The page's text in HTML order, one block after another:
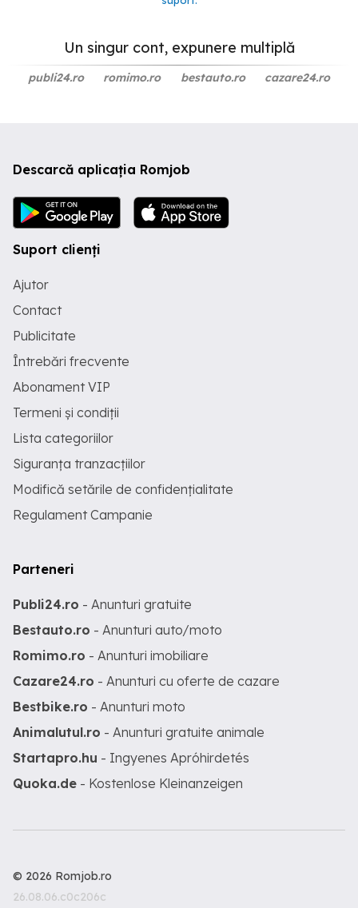
Un singur cont, expunere multiplă
publi24.ro romimo.ro bestauto.ro cazare24.ro
Descarcă aplicația Romjob
Suport clienți
Ajutor
Contact
Publicitate
Întrebări frecvente
Abonament VIP
Termeni și condiții
Lista categoriilor
Siguranța tranzacțiilor
Modifică setările de confidențialitate
Regulament Campanie
Parteneri
Publi24.ro - Anunturi gratuite
Bestauto.ro - Anunturi auto/moto
Romimo.ro - Anunturi imobiliare
Cazare24.ro - Anunturi cu oferte de cazare
Bestbike.ro - Anunturi moto
Animalutul.ro - Anunturi gratuite animale
Startapro.hu - Ingyenes Apróhirdetés
Quoka.de - Kostenlose Kleinanzeigen
© 2026 Romjob.ro
26.08.06.c0c206c